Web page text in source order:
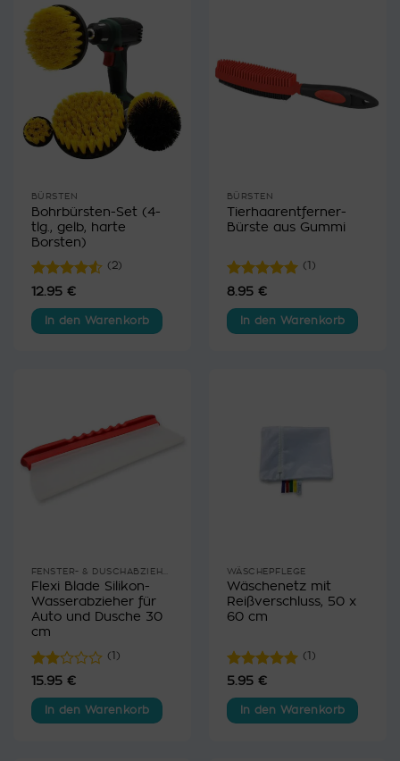
BÜRSTEN
Bohrbürsten-Set (4-
tlg., gelb, harte
Borsten)
Bewertet
von 5
(2)
12.95 €
In den Warenkorb
BÜRSTEN
Tierhaarentferner-
Bürste aus Gummi
Bewertet
5
(1)
8.95 €
In den Warenkorb
Flexi Blade Silikon-
Wasserabzieher für
Auto und Dusche 30
cm
Bewertet
2
von
(1)
15.95 €
In den Warenkorb
WÄSCHEPFLEGE
Wäschenetz mit
Reißverschluss, 50 x
60 cm
Bewertet
5
(1)
5.95 €
In den Warenkorb